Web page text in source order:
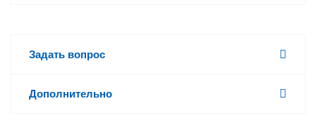
Задать вопрос
Дополнительно